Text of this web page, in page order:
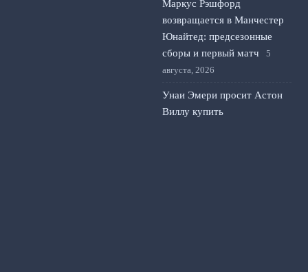
Маркус Рэшфорд
возвращается в Манчестер
Юнайтед: предсезонные
сборы и первый матч
5
августа, 2026
Унаи Эмери просит Астон
Виллу купить